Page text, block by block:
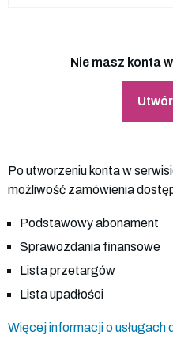
Nie masz konta
Po utworzeniu konta w
możliwość zamówienia
Podstawowy abonament
Sprawozdania finansowe
Lista przetargów
Lista upadłości
Więcej informacji o usługach